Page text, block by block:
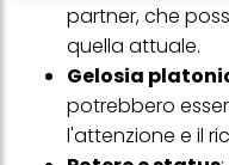
partner, che
quella attuale.
Gelosia
potrebbero
l'attenzione e il
creare profili individuali
con dati ottenuti da terze
profili per scopi di
visualizzare annunci
(basati, ad esempio, sui
web e altri media (di terzi)
alla tua famiglia, nonché